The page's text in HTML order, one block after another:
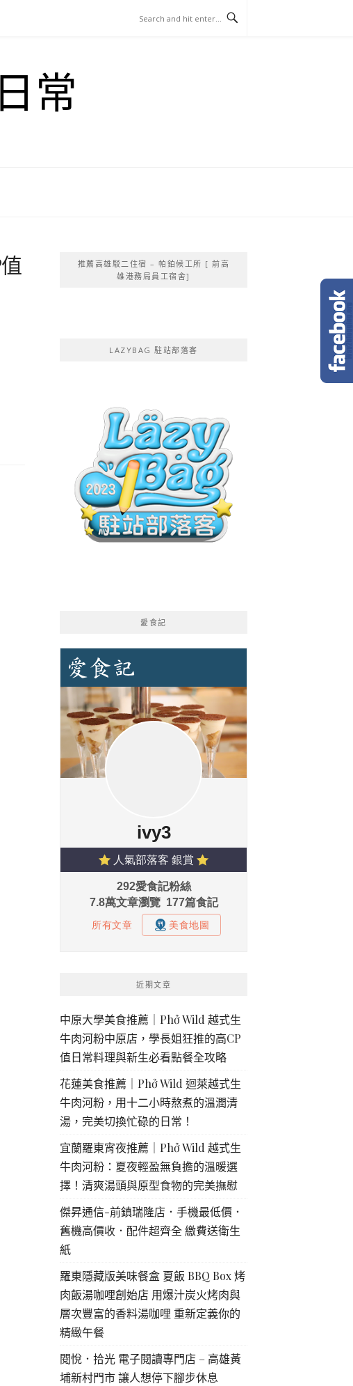
常
推薦高雄駁二住宿 – 帕鉑候工所 [ 前高
雄港務局員工宿舍]
LAZYBAG 駐站部落客
愛食記
近期文章
中原大學美食推薦｜Phở Wild 越式生
牛肉河粉中原店，學長姐狂推的高CP
值日常料理與新生必看點餐全攻略
花蓮美食推薦｜Phở Wild 迴萊越式生
牛肉河粉，用十二小時熬煮的溫潤清
湯，完美切換忙碌的日常！
宜蘭羅東宵夜推薦｜Phở Wild 越式生
牛肉河粉：夏夜輕盈無負擔的溫暖選
擇！清爽湯頭與原型食物的完美撫慰
傑昇通信-前鎮瑞隆店．手機最低價．
舊機高價收．配件超齊全 繳費送衛生
紙
羅東隱藏版美味餐盒 夏飯 BBQ Box 烤
肉飯湯咖哩創始店 用爆汁炭火烤肉與
層次豐富的香料湯咖哩 重新定義你的
精緻午餐
閱悅．拾光 電子閱讀專門店 – 高雄黃
埔新村門市 讓人想停下腳步休息